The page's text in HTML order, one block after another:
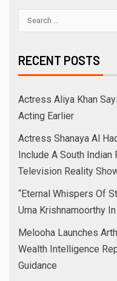
RECENT POSTS
Actress Aliya Khan
Acting Earlier
Actress Shanaya Al
Include A South
Television Reality
“Eternal Whispers Of
Uma Krishnamoorthy
Melooha Launches
Wealth Intelligence
Guidance